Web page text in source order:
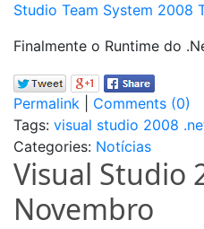
Studio Team System 2008
Finalmente o Runtime do
Permalink
Comments (0)
Tags: visual studio 2008
Categories: Notícias
Visual Studio
Novembro